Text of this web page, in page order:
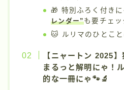
🎁 特別ふろく付きに
レンダー”も要チェッ
🐱 ルリマのひとこと
【ニャートン 2025
まるっと解明にゃ！
的な一冊にゃ🐾🔬